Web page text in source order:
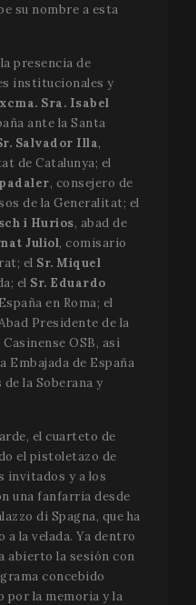
su nombre a esta
presencia de
institucionales y
Sra. Isabel
ante la Santa
Salvador Illa,
de Catalunya; el
, consejero de
de la Generalitat; el
i Hurios, abad de
Juliol, comisario
el Sr. Miquel
el Sr. Eduardo
en Roma; el
Presidente de la
OSB, así
Embajada de España
la Soberana y
el cuarteto de
el pistoletazo de
invitados y a los
una fanfarria desde
di Spagna, que ha
la velada. Ya dentro
abierto la sesión con
concebido
por la memoria y la